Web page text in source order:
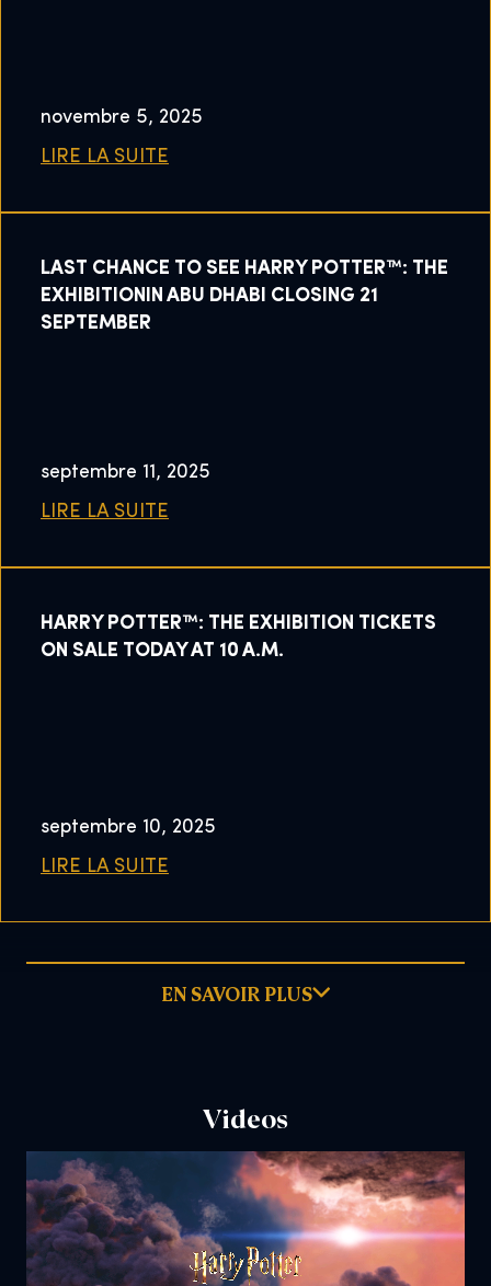
novembre 5, 2025
LIRE LA SUITE
LAST CHANCE TO SEE HARRY POTTER™: THE
EXHIBITIONIN ABU DHABI CLOSING 21
SEPTEMBER
septembre 11, 2025
LIRE LA SUITE
HARRY POTTER™: THE EXHIBITION TICKETS
ON SALE TODAY AT 10 A.M.
septembre 10, 2025
LIRE LA SUITE
EN SAVOIR PLUS
Videos